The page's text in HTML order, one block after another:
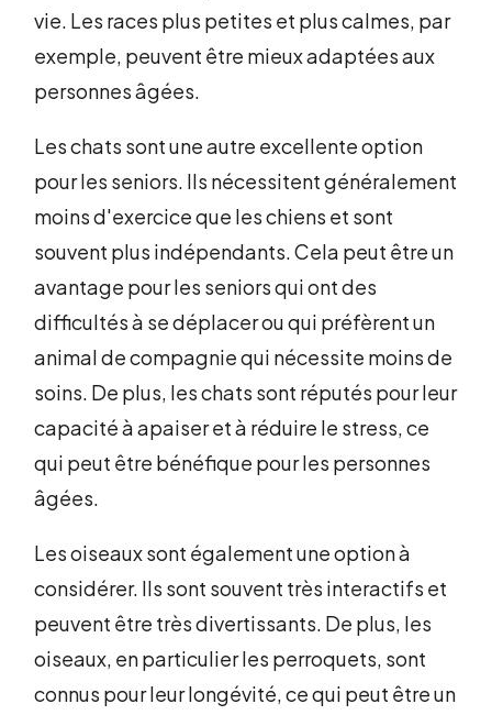
vie. Les races plus petites et plus calmes, par
exemple, peuvent être mieux adaptées aux
personnes âgées.
Les chats sont une autre excellente option
pour les seniors. Ils nécessitent généralement
moins d'exercice que les chiens et sont
souvent plus indépendants. Cela peut être un
avantage pour les seniors qui ont des
difficultés à se déplacer ou qui préfèrent un
animal de compagnie qui nécessite moins de
soins. De plus, les chats sont réputés pour leur
capacité à apaiser et à réduire le stress, ce
qui peut être bénéfique pour les personnes
âgées.
Les oiseaux sont également une option à
considérer. Ils sont souvent très interactifs et
peuvent être très divertissants. De plus, les
oiseaux, en particulier les perroquets, sont
connus pour leur longévité, ce qui peut être un